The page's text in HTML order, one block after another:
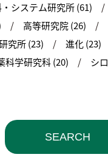
システム研究所 (61)
高等研究院 (26)
究所 (23)
進化 (23)
科学研究科 (20)
シロ
SEARCH